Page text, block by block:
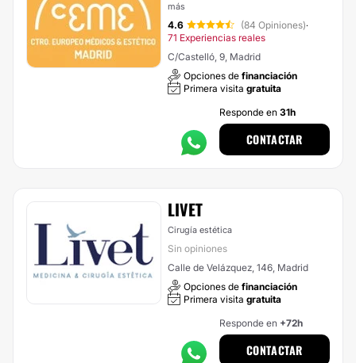
más
4.6 (84 Opiniones)·
71 Experiencias reales
C/Castelló, 9, Madrid
Opciones de financiación
Primera visita gratuita
Responde en 31h
CONTACTAR
LIVET
Cirugía estética
Sin opiniones
Calle de Velázquez, 146, Madrid
Opciones de financiación
Primera visita gratuita
Responde en +72h
CONTACTAR